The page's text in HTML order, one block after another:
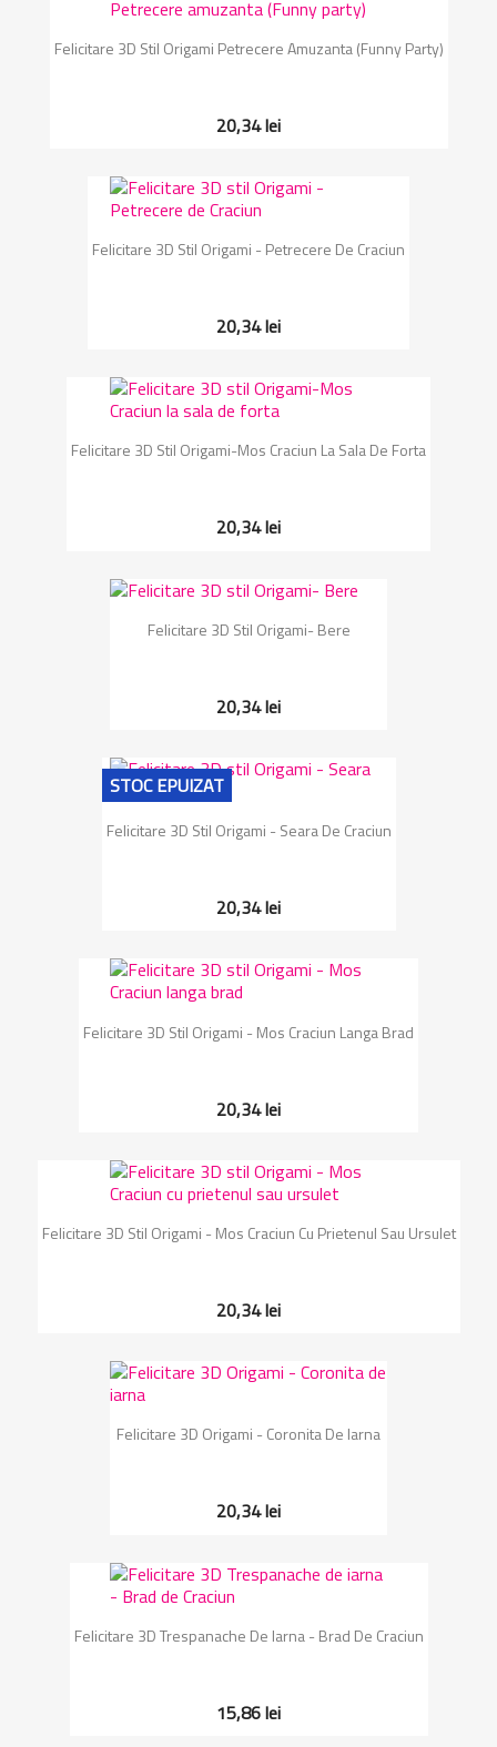
Felicitare 3D Stil Origami Petrecere Amuzanta (Funny Party)
20,34 lei
Felicitare 3D Stil Origami - Petrecere De Craciun
20,34 lei
Felicitare 3D Stil Origami-Mos Craciun La Sala De Forta
20,34 lei
Felicitare 3D Stil Origami- Bere
20,34 lei
Felicitare 3D Stil Origami - Seara De Craciun
20,34 lei
STOC EPUIZAT
Felicitare 3D Stil Origami - Mos Craciun Langa Brad
20,34 lei
Felicitare 3D Stil Origami - Mos Craciun Cu Prietenul Sau Ursulet
20,34 lei
Felicitare 3D Origami - Coronita De Iarna
20,34 lei
Felicitare 3D Trespanache De Iarna - Brad De Craciun
15,86 lei